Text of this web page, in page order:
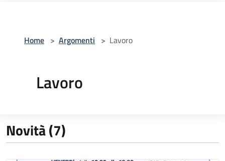
Home > Argomenti > Lavoro
Lavoro
Novità (7)